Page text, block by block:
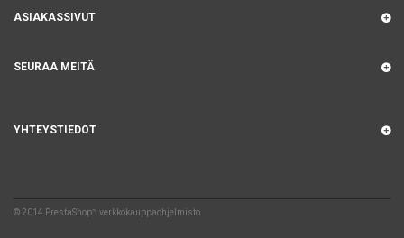
© 2014 PrestaShop™ verkkokauppaohjelmisto
ASIAKASSIVUT
SEURAA MEITÄ
YHTEYSTIEDOT